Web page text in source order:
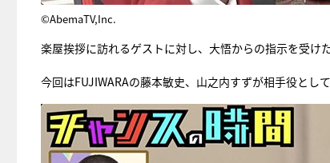
©AbemaTV,Inc.
楽屋挨拶に訪れるゲストに対し、大悟からの指示を受け
今回はFUJIWARAの藤本敏史、山之内すずが相手役として